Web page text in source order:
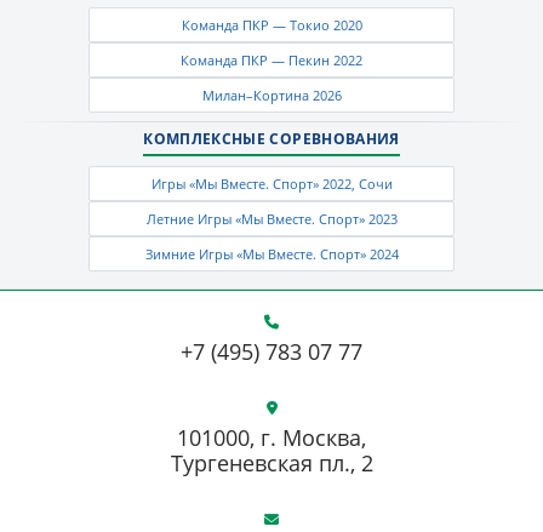
Команда ПКР — Токио 2020
Команда ПКР — Пекин 2022
Милан–Кортина 2026
КОМПЛЕКСНЫЕ СОРЕВНОВАНИЯ
Игры «Мы Вместе. Спорт» 2022, Сочи
Летние Игры «Мы Вместе. Спорт» 2023
Зимние Игры «Мы Вместе. Спорт» 2024
+7 (495) 783 07 77
101000, г. Москва,
Тургеневская пл., 2